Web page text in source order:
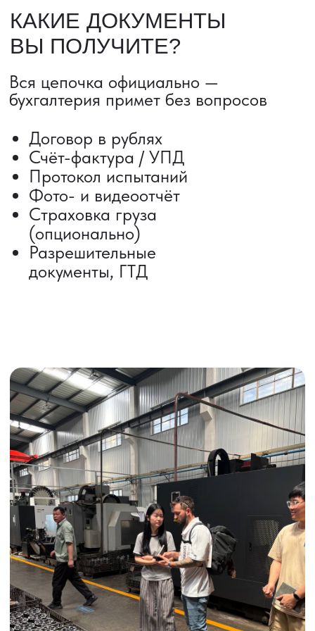
ВЫКУП ТОВАРОВ ИЗ КИТАЯ
Выкуп от 1 000 000 ₽
Выкуп с Alibaba
ИНДИВИДУАЛЬНЫЕ УСЛУГИ
Выгодные условия
Сертификация грузов
Консолидация грузов
Сопровождение грузов
Таможенное оформление
Страхование груза
Временное хранение
Организация производства
Проверка качества товара
Оплата и переговоры
с поставщиком
Инспекция поставщика
Получить консультацию
ДОСТАВКА ТОВАРОВ ИЗ КИТАЯ
Сроки от 5 дней
Авиадоставка
Сборный груз
Железнодорожные перевозки
Автогрузоперевозки
Контейнерные перевозки
Доставка образцов
Получить консультацию